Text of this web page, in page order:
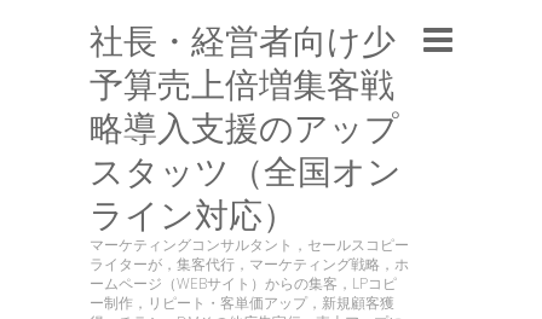
社長・経営者向け少
予算売上倍増集客戦
略導入支援のアップ
スタッツ（全国オン
ライン対応）
マーケティングコンサルタント，セールスコピー
ライターが，集客代行，マーケティング戦略，ホ
ームページ（WEBサイト）からの集客，LPコピ
ー制作，リピート・客単価アップ，新規顧客獲